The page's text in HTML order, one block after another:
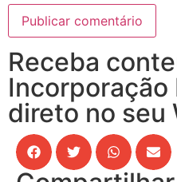
Receba
Incorporação
direto no seu